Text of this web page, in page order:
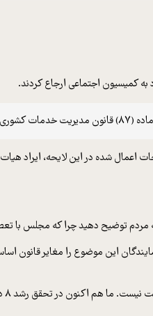
شده در این لایحه، ایراد
به مردم توضیح دهید چرا که مجلس با
این موضوع را مغایر قانون